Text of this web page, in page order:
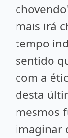
mais irá
tempo
sentido
com a
desta
mesmos
imaginar